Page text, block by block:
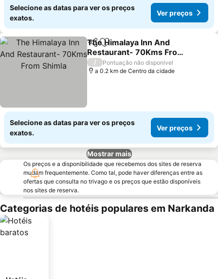
Selecione as datas para ver os preços
exatos.
Ver preços
PartilharAdicionar aos favoritos
The Himalaya Inn And
Restaurant- 70Kms From
Shimla
/
Pontuação não disponível
a 0.2 km de Centro da cidade
Selecione as datas para ver os preços
exatos.
Ver preços
Mostrar mais
Os preços e a disponibilidade que recebemos dos sites de reserva
mudam frequentemente. Como tal, pode haver diferenças entre as
ofertas que consulta no trivago e os preços que estão disponíveis
nos sites de reserva.
Categorias de hotéis populares em Narkanda